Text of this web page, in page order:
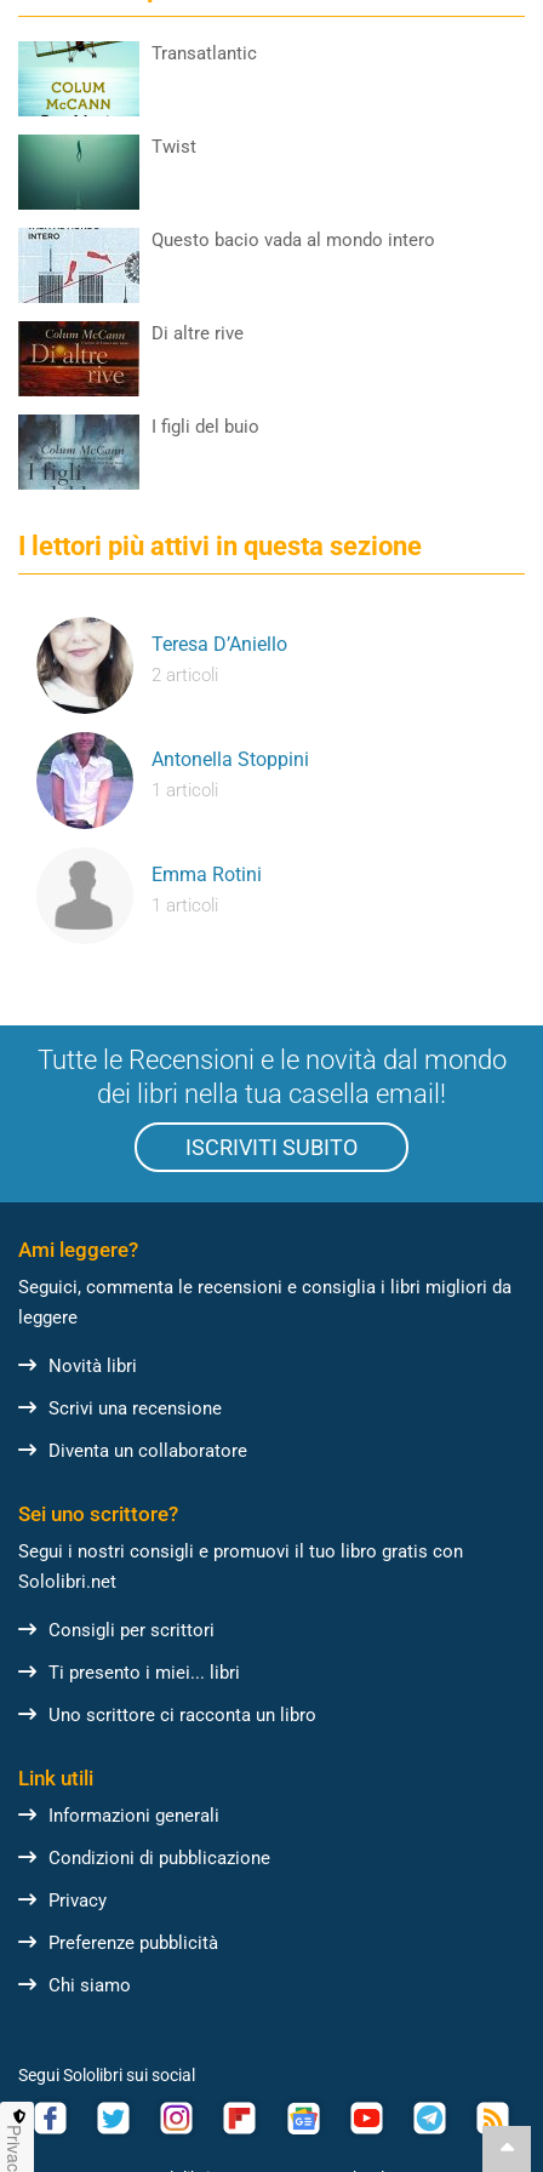
Transatlantic
Twist
Questo bacio vada al mondo intero
Di altre rive
I figli del buio
I lettori più attivi in questa sezione
Teresa D’Aniello
2 articoli
Antonella Stoppini
1 articoli
Emma Rotini
1 articoli
Tutte le Recensioni e le novità dal mondo
dei libri nella tua casella email!
ISCRIVITI SUBITO
Ami leggere?
Seguici, commenta le recensioni e consiglia i libri migliori da
leggere
Novità libri
Scrivi una recensione
Diventa un collaboratore
Sei uno scrittore?
Segui i nostri consigli e promuovi il tuo libro gratis con
Sololibri.net
Consigli per scrittori
Ti presento i miei... libri
Uno scrittore ci racconta un libro
Link utili
Informazioni generali
Condizioni di pubblicazione
Privacy
Preferenze pubblicità
Chi siamo
Segui Sololibri sui social
Privacy